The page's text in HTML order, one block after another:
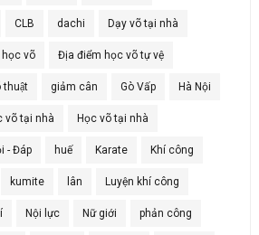
CLB dachi Dạy võ tại nhà
võ Địa điểm học võ tự vệ
thuật giảm cân Gò Vấp Hà Nội
võ tại nhà Học võ tại nhà
- Đáp huế Karate Khí công
kumite lân Luyện khí công
Nội lực Nữ giới phản công